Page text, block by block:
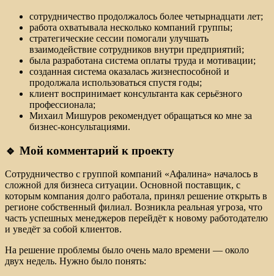
сотрудничество продолжалось более четырнадцати лет;
работа охватывала несколько компаний группы;
стратегические сессии помогали улучшать
взаимодействие сотрудников внутри предприятий;
была разработана система оплаты труда и мотивации;
созданная система оказалась жизнеспособной и
продолжала использоваться спустя годы;
клиент воспринимает консультанта как серьёзного
профессионала;
Михаил Мишуров рекомендует обращаться ко мне за
бизнес-консультациями.
🔹 Мой комментарий к проекту
Сотрудничество с группой компаний «Афалина» началось в
сложной для бизнеса ситуации. Основной поставщик, с
которым компания долго работала, принял решение открыть в
регионе собственный филиал. Возникла реальная угроза, что
часть успешных менеджеров перейдёт к новому работодателю
и уведёт за собой клиентов.
На решение проблемы было очень мало времени — около
двух недель. Нужно было понять: